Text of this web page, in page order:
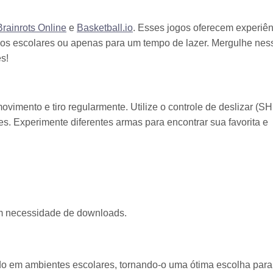
Online e Basketball.io. Esses jogos oferecem
escolares ou apenas para um tempo de lazer. Mergulhe
e tiro regularmente. Utilize o controle de deslizar
Experimente diferentes armas para encontrar sua favorita e
necessidade de downloads.
em ambientes escolares, tornando-o uma ótima escolha